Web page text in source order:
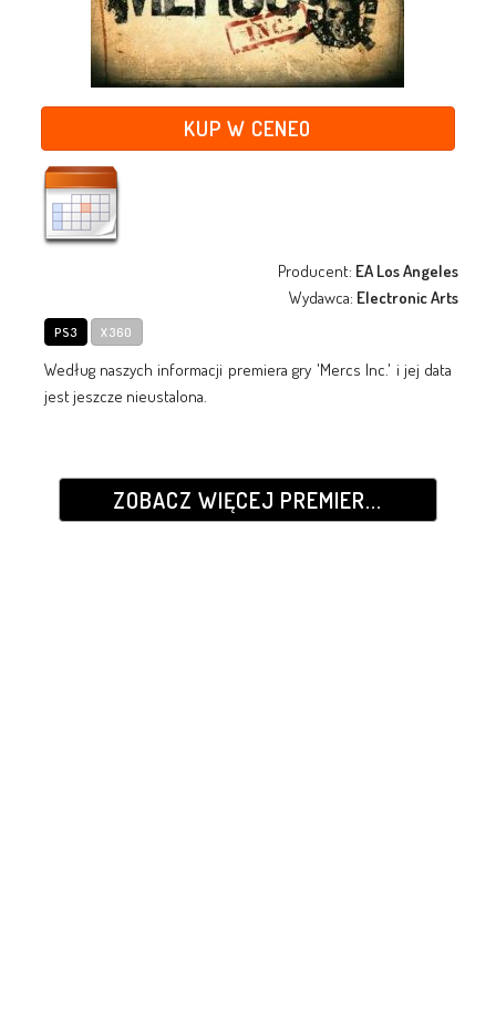
KUP W CENEO
Producent: EA Los Angeles
Wydawca: Electronic Arts
PS3 X360
Według naszych informacji premiera gry 'Mercs Inc.' i jej data
jest jeszcze nieustalona.
ZOBACZ WIĘCEJ PREMIER...